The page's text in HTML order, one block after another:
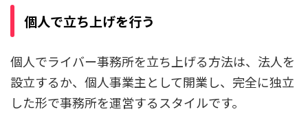
個人で立ち上げを行う
個人でライバー事務所を立ち上げる方法は、法人を
設立するか、個人事業主として開業し、完全に独立
した形で事務所を運営するスタイルです。